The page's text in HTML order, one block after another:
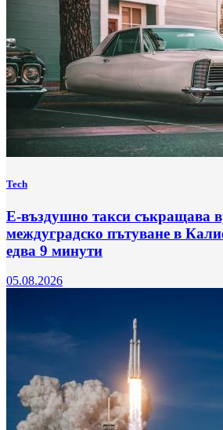
Tech
Е-въздушно такси съкращава
междуградско пътуване в
едва 9 минути
05.08.2026